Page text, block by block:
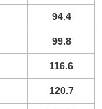
94.4
99.8
116.6
120.7